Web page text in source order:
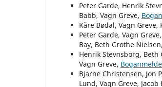
Peter Garde, Henrik
Babb, Vagn Greve,
Kåre Bødal, Vagn Greve,
Peter Garde, Vagn
Bay, Beth Grothe Nielsen,
Henrik Stevnsborg,
Vagn Greve,
Bjarne Christensen, Jon
Lund, Vagn Greve,